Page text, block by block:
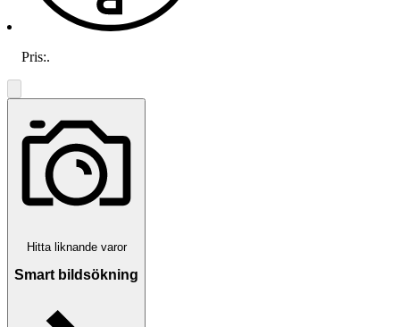
Pris:.
Hitta liknande varor
Smart bildsökning